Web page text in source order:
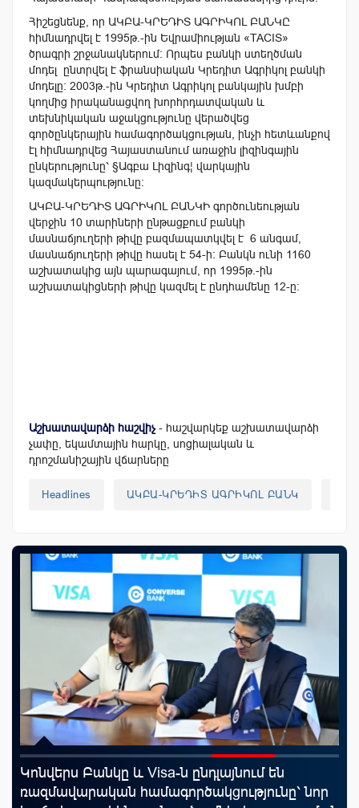
Հիշեցնենք, որ ԱԿԲԱ-ԿՐԵԴԻՏ ԱԳՐԻԿՈԼ ԲԱՆԿԸ
հիմնադրվել է 1995թ.-ին Եվրամիության «TACIS»
ծրագրի շրջանակներում: Որպես բանկի ստեղծման
մոդել ընտրվել է ֆրանսիական Կրեդիտ Ագրիկոլ բանկի
մոդելը: 2003թ.-ին Կրեդիտ Ագրիկոլ բանկային խմբի
կողմից իրականացվող խորհրդատվական և
տեխնիկական աջակցությունը վերածվեց
գործընկերային համագործակցության, ինչի հետևանքով
էլ հիմնադրվեց Հայաստանում առաջին լիզինգային
ընկերությունը՝ §Ագբա Լիզինգ¦ վարկային
կազմակերպությունը:
ԱԿԲԱ-ԿՐԵԴԻՏ ԱԳՐԻԿՈԼ ԲԱՆԿԻ գործունեության
վերջին 10 տարիների ընթացքում բանկի
մասնաճյուղերի թիվը բազմապատկվել է 6 անգամ,
մասնաճյուղերի թիվը հասել է 54-ի: Բանկն ունի 1160
աշխատակից այն պարագայում, որ 1995թ.-ին
աշխատակիցների թիվը կազմել է ընդհամենը 12-ը:
Աշխատավարձի հաշվիչ - հաշվարկեք աշխատավարձի
չափը, եկամտային հարկը, սոցիալական և
դրոշմանիշային վճարները
Headlines ԱԿԲԱ-ԿՐԵԴԻՏ ԱԳՐԻԿՈԼ ԲԱՆԿ
Կոնվերս Բանկը և Visa-ն ընդլայնում են
ռազմավարական համագործակցությունը՝ նոր